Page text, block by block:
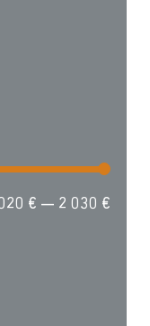
€ — 2 030 €